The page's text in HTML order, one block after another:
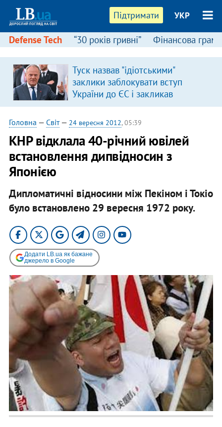
Підтримати УКР
Defense Tech “30 років гривні” Фінансова
Туск назвав "ідіотськими"
заклики заблокувати вступ
України до ЄС і закликав
припинити антиукраїнську
риторику
Головна — Світ— 24 вересня 2012, 05:39
КНР відклала 40-річний ювілей
встановлення дипвідносин з
Японією
Дипломатичні відносини між Пекіном і Токіо
було встановлено 29 вересня 1972 року.
Додати LB.ua як бажане
джерело в Google